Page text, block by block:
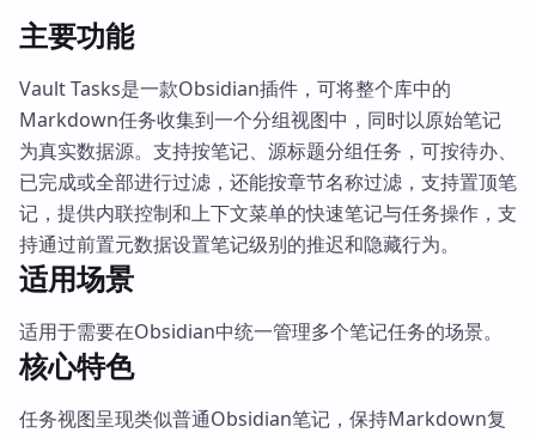
主要功能
Vault Tasks是一款Obsidian插件，可将整个库中的
Markdown任务收集到一个分组视图中，同时以原始笔记
为真实数据源。支持按笔记、源标题分组任务，可按待办、
已完成或全部进行过滤，还能按章节名称过滤，支持置顶笔
记，提供内联控制和上下文菜单的快速笔记与任务操作，支
持通过前置元数据设置笔记级别的推迟和隐藏行为。
适用场景
适用于需要在Obsidian中统一管理多个笔记任务的场景。
核心特色
任务视图呈现类似普通Obsidian笔记，保持Markdown复